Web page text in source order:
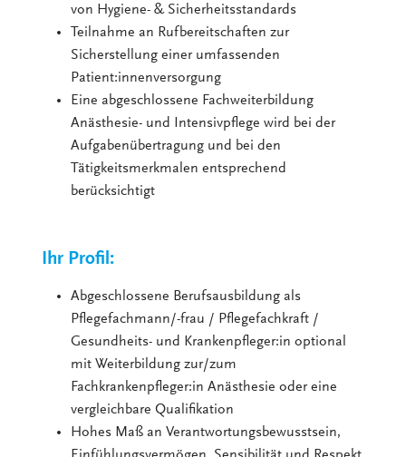
von Hygiene- & Sicherheitsstandards
Teilnahme an Rufbereitschaften zur
Sicherstellung einer umfassenden
Patient:innenversorgung
Eine abgeschlossene Fachweiterbildung
Anästhesie- und Intensivpflege wird bei der
Aufgabenübertragung und bei den
Tätigkeitsmerkmalen entsprechend
berücksichtigt
Ihr Profil:
Abgeschlossene Berufsausbildung als
Pflegefachmann/-frau / Pflegefachkraft /
Gesundheits- und Krankenpfleger:in optional
mit Weiterbildung zur/zum
Fachkrankenpfleger:in Anästhesie oder eine
vergleichbare Qualifikation
Hohes Maß an Verantwortungsbewusstsein,